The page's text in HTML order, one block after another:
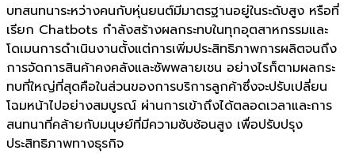
บทสนทนาระหว่างคนกับหุ่นยนต์มีมาตรฐานอยู่ในระดับสูง หรือที่
เรียก Chatbots กำลังสร้างผลกระทบในทุกอุตสาหกรรมและ
โดเมนการดำเนินงานตั้งแต่การเพิ่มประสิทธิภาพการผลิตจนถึง
การจัดการสินค้าคงคลังและซัพพลายเชน อย่างไรก็ตามผลกระ
ทบที่ใหญ่ที่สุดคือในส่วนของการบริการลูกค้าซึ่งจะปรับเปลี่ยน
โฉมหน้าไปอย่างสมบูรณ์ ผ่านการเข้าถึงได้ตลอดเวลาและการ
สนทนาที่คล้ายกับมนุษย์ที่มีความซับซ้อนสูง เพื่อปรับปรุง
ประสิทธิภาพทางธุรกิจ